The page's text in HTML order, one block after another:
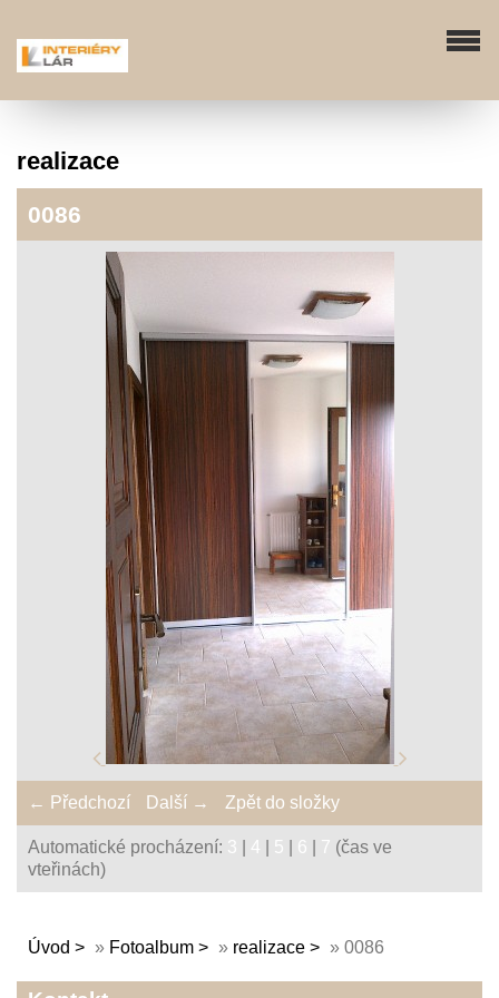
realizace
0086
← Předchozí Další → Zpět do složky
Automatické procházení: 3 4 5 6 7 (čas ve
vteřinách)
Úvod » Fotoalbum » realizace » 0086